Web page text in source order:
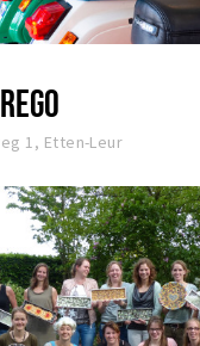
1, Etten-Leur